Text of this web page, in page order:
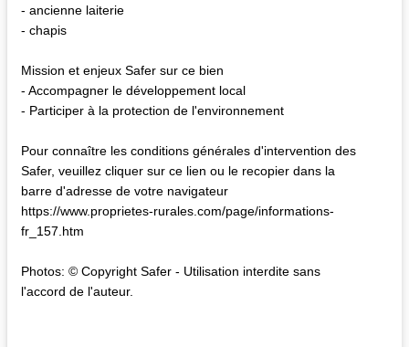
- ancienne laiterie
- chapis
Mission et enjeux Safer sur ce bien
- Accompagner le développement local
- Participer à la protection de l'environnement
Pour connaître les conditions générales d'intervention des
Safer, veuillez cliquer sur ce lien ou le recopier dans la
barre d'adresse de votre navigateur
https://www.proprietes-rurales.com/page/informations-
fr_157.htm
Photos: © Copyright Safer - Utilisation interdite sans
l'accord de l'auteur.